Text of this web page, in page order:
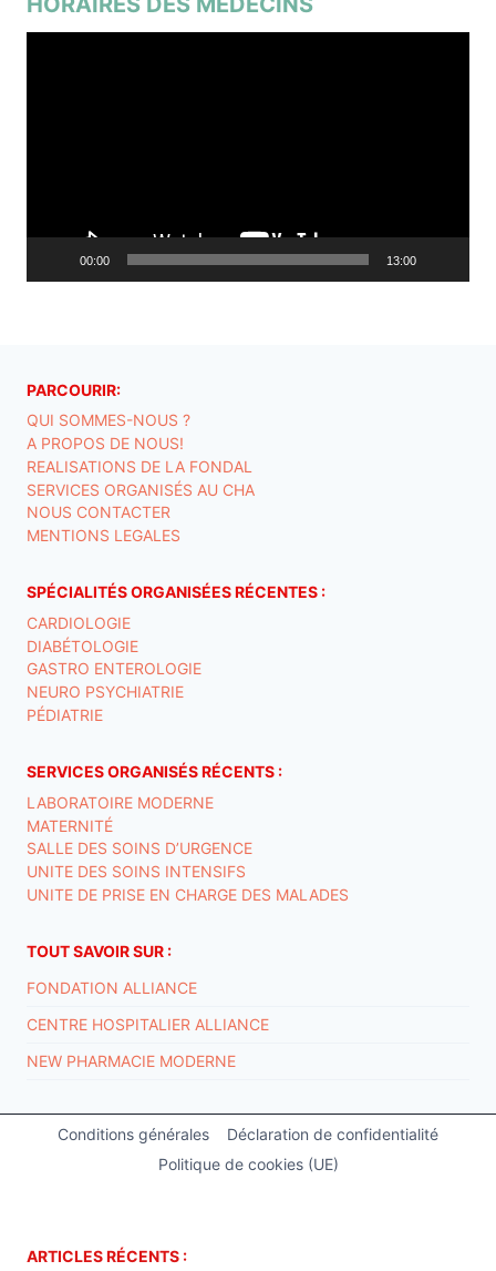
00:00 13:00
PARCOURIR:
QUI SOMMES-NOUS ?
A PROPOS DE NOUS!
REALISATIONS DE LA FONDAL
SERVICES ORGANISÉS AU CHA
NOUS CONTACTER
MENTIONS LEGALES
SPÉCIALITÉS ORGANISÉES RÉCENTES :
CARDIOLOGIE
DIABÉTOLOGIE
GASTRO ENTEROLOGIE
NEURO PSYCHIATRIE
PÉDIATRIE
SERVICES ORGANISÉS RÉCENTS :
LABORATOIRE MODERNE
MATERNITÉ
SALLE DES SOINS D’URGENCE
UNITE DES SOINS INTENSIFS
UNITE DE PRISE EN CHARGE DES MALADES
TOUT SAVOIR SUR :
FONDATION ALLIANCE
CENTRE HOSPITALIER ALLIANCE
NEW PHARMACIE MODERNE
Conditions générales
Déclaration de confidentialité
Politique de cookies (UE)
ARTICLES RÉCENTS :